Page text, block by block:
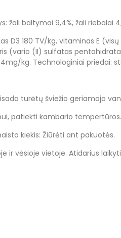
žali baltymai 9,4%, žali riebalai
D3 180 TV/kg, vitaminas E
(vario (II) sulfatas
kg. Technologiniai priedai:
turėtų šviežio geriamojo
patiekti kambario tempertūros.
kiekis: Žiūrėti ant pakuotės.
ir vėsioje vietoje. Atidarius